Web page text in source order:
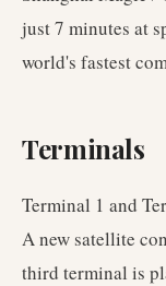
just 7 minutes at
world's fastest
Terminals
Terminal 1 and
A new satellite
third terminal is